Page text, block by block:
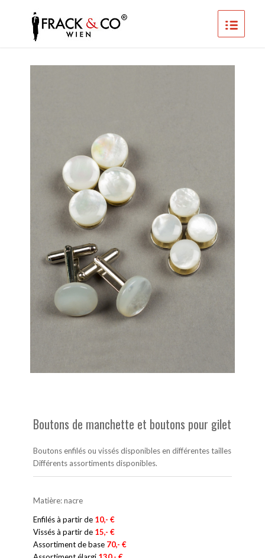
Boutons de manchette et boutons pour gilet
Boutons enfilés ou vissés disponibles en différentes tailles
Différents assortiments disponibles.
Matière: nacre
Enfilés à partir de 10,- €
Vissés à partir de 15,- €
Assortiment de base 70,- €